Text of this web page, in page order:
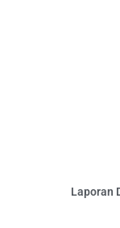
Laporan